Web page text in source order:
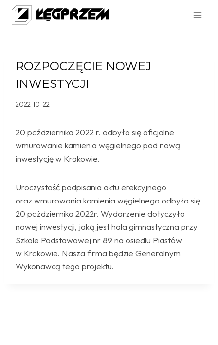
Przejdź
treści
ROZPOCZĘCIE NOWEJ
INWESTYCJI
2022-10-22
20 października 2022 r. odbyło się oficjalne
wmurowanie kamienia węgielnego pod nową
inwestycję w Krakowie.
Uroczystość podpisania aktu erekcyjnego
oraz wmurowania kamienia węgielnego odbyła się
20 października 2022r. Wydarzenie dotyczyło
nowej inwestycji, jaką jest hala gimnastyczna przy
Szkole Podstawowej nr 89 na osiedlu Piastów
w Krakowie. Nasza firma będzie Generalnym
Wykonawcą tego projektu.